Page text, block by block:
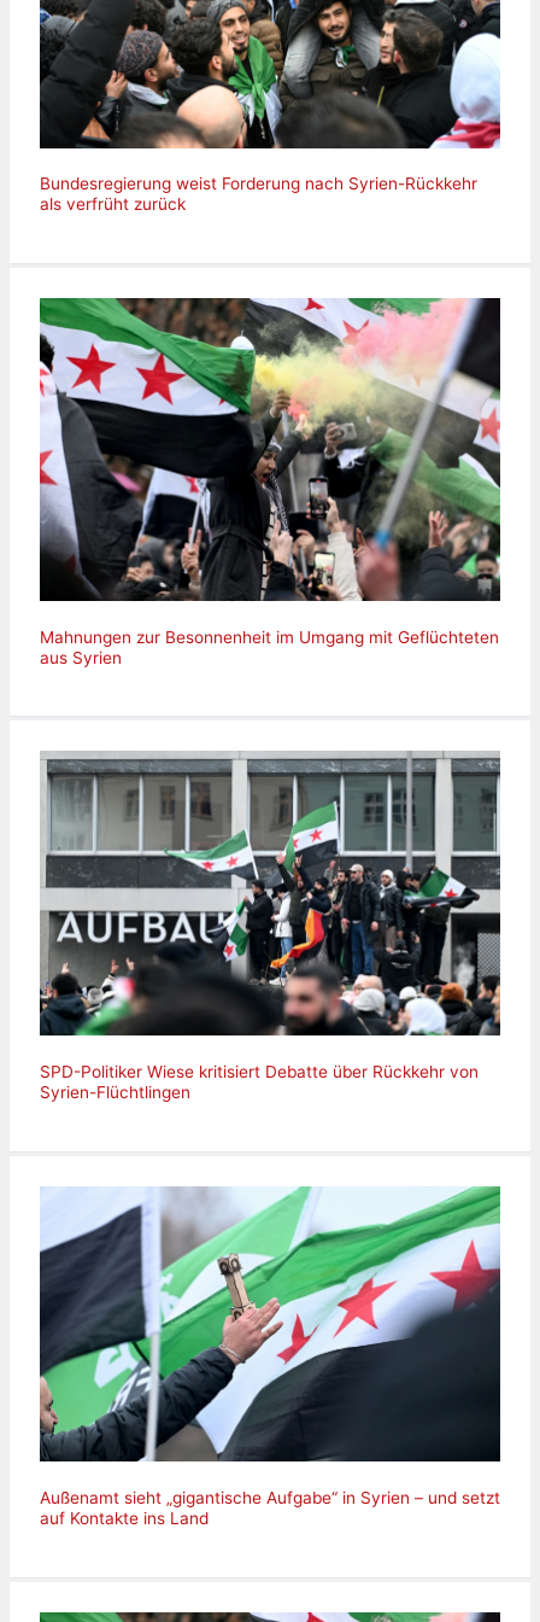
Bundesregierung weist Forderung nach Syrien-Rückkehr
als verfrüht zurück
Mahnungen zur Besonnenheit im Umgang mit Geflüchteten
aus Syrien
SPD-Politiker Wiese kritisiert Debatte über Rückkehr von
Syrien-Flüchtlingen
Außenamt sieht „gigantische Aufgabe“ in Syrien – und setzt
auf Kontakte ins Land